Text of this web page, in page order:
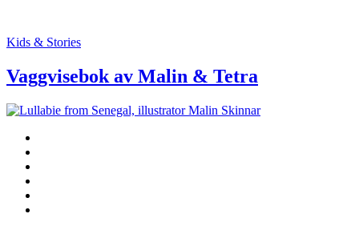
Kids & Stories
Vaggvisebok av Malin & Tetra